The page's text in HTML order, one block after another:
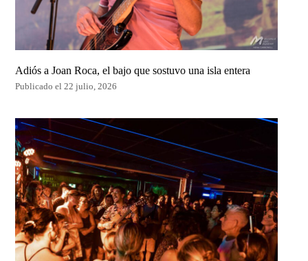
Adiós a Joan Roca, el bajo que sostuvo una isla entera
Publicado el 22 julio, 2026